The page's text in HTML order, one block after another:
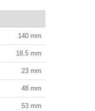
140mm
18,5mm
23mm
48mm
53mm